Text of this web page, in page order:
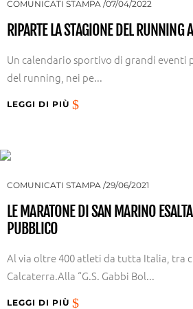
COMUNICATI STAMPA 07/04/2022
RIPARTE LA STAGIONE DEL RUNNING
Un calendario sportivo di grandi eventi
del running, nei pe...
LEGGI DI PIÙ
COMUNICATI STAMPA 29/06/2021
LE MARATONE DI SAN MARINO
PUBBLICO
Al via oltre 400 atleti da tutta Italia, tra
Calcaterra.Alla “G.S. Gabbi Bol...
LEGGI DI PIÙ